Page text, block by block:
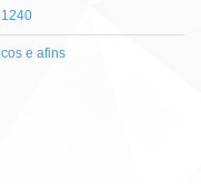
e afins